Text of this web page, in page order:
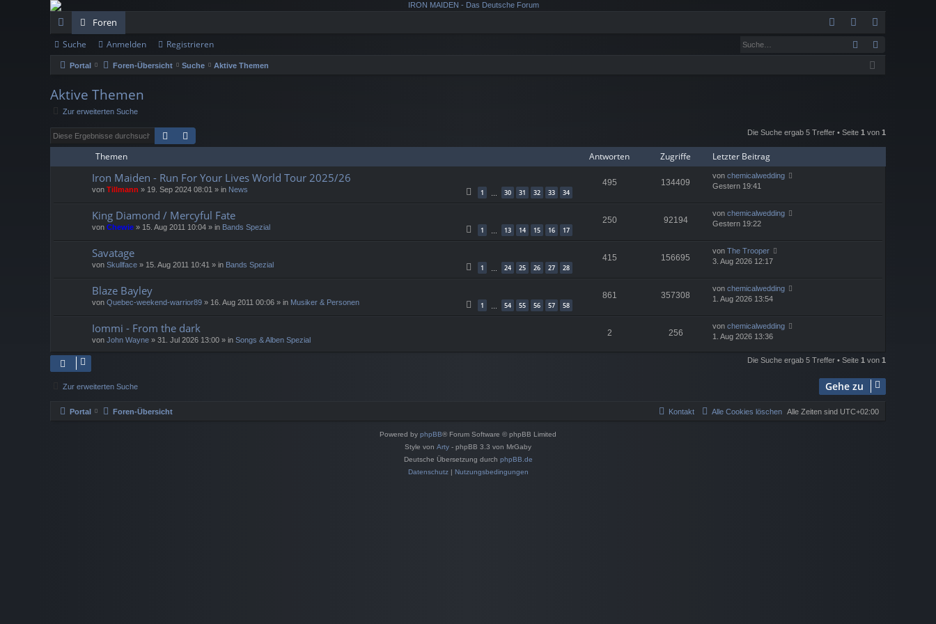
ch
ne
llz
ug
rif
Foren
n
n
eg
ist
n
Suche Anmelden Registrieren Suche
Portal Foren-Übersicht Suche Aktive Themen
Aktive Themen
Zur erweiterten Suche
Suche Die Suche ergab 5 Treffer • Seite 1 von 1
Themen Antworten Zugriffe Letzter Beitrag
Iron Maiden - Run For Your Lives World Tour 2025/26
von Tillmann » 19. Sep 2024 08:01 » in News 1 … 30 31 32 33 34
495 134409
von chemicalwedding
Gestern 19:41
King Diamond / Mercyful Fate
von Chewie » 15. Aug 2011 10:04 » in Bands Spezial 1 … 13 14 15 16 17
250 92194
von chemicalwedding
Gestern 19:22
Savatage
von Skullface » 15. Aug 2011 10:41 » in Bands Spezial 1 … 24 25 26 27 28
415 156695
von The Trooper
3. Aug 2026 12:17
Blaze Bayley
von Quebec-weekend-warrior89 » 16. Aug 2011 00:06 » in Musiker & Personen 1 … 54 55 56 57 58
861 357308
von chemicalwedding
1. Aug 2026 13:54
Iommi - From the dark
von John Wayne » 31. Jul 2026 13:00 » in Songs & Alben Spezial
2 256
von chemicalwedding
1. Aug 2026 13:36
Die Suche ergab 5 Treffer • Seite 1 von 1
Zur erweiterten Suche Gehe zu
Portal Foren-Übersicht Alle Zeiten sind UTC+02:00
Alle Cookies löschen
Kontakt
Powered by phpBB® Forum Software © phpBB Limited
Style von Arty - phpBB 3.3 von MrGaby
Deutsche Übersetzung durch phpBB.de
Datenschutz| Nutzungsbedingungen